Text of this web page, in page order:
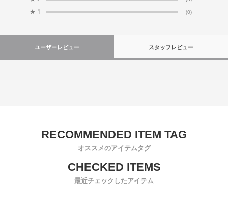
★ 1 (0)
ユーザーレビュー スタッフレビュー
オススメのアイテムタグ
最近チェックしたアイテム